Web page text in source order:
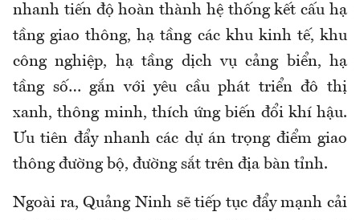
nhanh tiến độ hoàn thành hệ thống kết cấu hạ
tầng giao thông, hạ tầng các khu kinh tế, khu
công nghiệp, hạ tầng dịch vụ cảng biển, hạ
tầng số… gắn với yêu cầu phát triển đô thị
xanh, thông minh, thích ứng biến đổi khí hậu.
Ưu tiên đẩy nhanh các dự án trọng điểm giao
thông đường bộ, đường sắt trên địa bàn tỉnh.
Ngoài ra, Quảng Ninh sẽ tiếp tục đẩy mạnh cải